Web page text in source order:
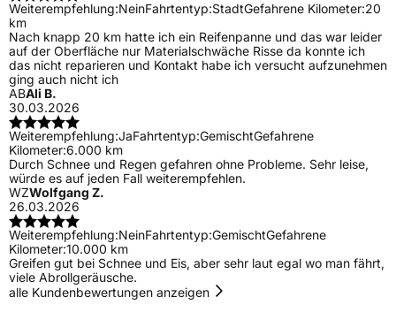
Weiterempfehlung:NeinFahrtentyp:StadtGefahrene Kilometer:20
km
Nach knapp 20 km hatte ich ein Reifenpanne und das war leider
auf der Oberfläche nur Materialschwäche Risse da konnte ich
das nicht reparieren und Kontakt habe ich versucht aufzunehmen
ging auch nicht ich
ABAli B.
30.03.2026
Weiterempfehlung:JaFahrtentyp:GemischtGefahrene
Kilometer:6.000 km
Durch Schnee und Regen gefahren ohne Probleme. Sehr leise,
würde es auf jeden Fall weiterempfehlen.
WZWolfgang Z.
26.03.2026
Weiterempfehlung:NeinFahrtentyp:GemischtGefahrene
Kilometer:10.000 km
Greifen gut bei Schnee und Eis, aber sehr laut egal wo man fährt,
viele Abrollgeräusche.
alle Kundenbewertungen anzeigen